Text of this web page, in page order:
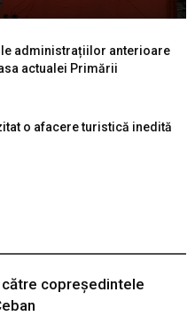
administrațiilor anterioare
actualei Primării
o afacere turistică inedită
copreședintele